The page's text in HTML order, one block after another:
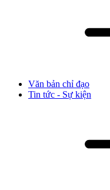
Văn bản chỉ đạo
Tin tức - Sự kiện